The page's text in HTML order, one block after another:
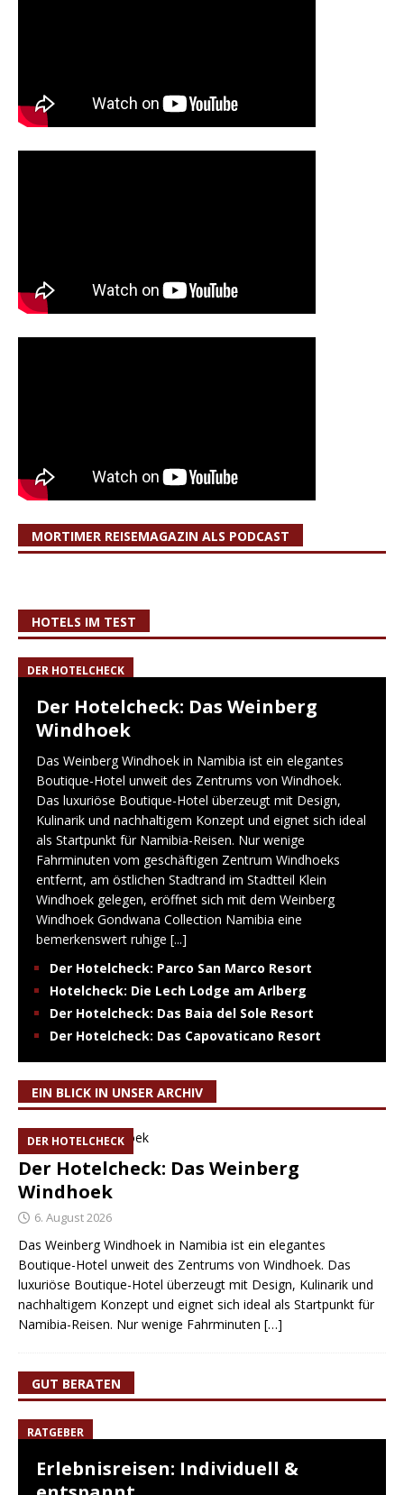
MORTIMER REISEMAGAZIN ALS PODCAST
HOTELS IM TEST
DER HOTELCHECK
Der Hotelcheck: Das Weinberg
Windhoek
Das Weinberg Windhoek in Namibia ist ein elegantes
Boutique-Hotel unweit des Zentrums von Windhoek.
Das luxuriöse Boutique-Hotel überzeugt mit Design,
Kulinarik und nachhaltigem Konzept und eignet sich ideal
als Startpunkt für Namibia-Reisen. Nur wenige
Fahrminuten vom geschäftigen Zentrum Windhoeks
entfernt, am östlichen Stadtrand im Stadtteil Klein
Windhoek gelegen, eröffnet sich mit dem Weinberg
Windhoek Gondwana Collection Namibia eine
bemerkenswert ruhige [...]
Der Hotelcheck: Parco San Marco Resort
Hotelcheck: Die Lech Lodge am Arlberg
Der Hotelcheck: Das Baia del Sole Resort
Der Hotelcheck: Das Capovaticano Resort
EIN BLICK IN UNSER ARCHIV
DER HOTELCHECK
Der Hotelcheck: Das Weinberg
Windhoek
6. August 2026
Das Weinberg Windhoek in Namibia ist ein elegantes
Boutique-Hotel unweit des Zentrums von Windhoek. Das
luxuriöse Boutique-Hotel überzeugt mit Design, Kulinarik und
nachhaltigem Konzept und eignet sich ideal als Startpunkt für
Namibia-Reisen. Nur wenige Fahrminuten […]
GUT BERATEN
RATGEBER
Erlebnisreisen: Individuell &